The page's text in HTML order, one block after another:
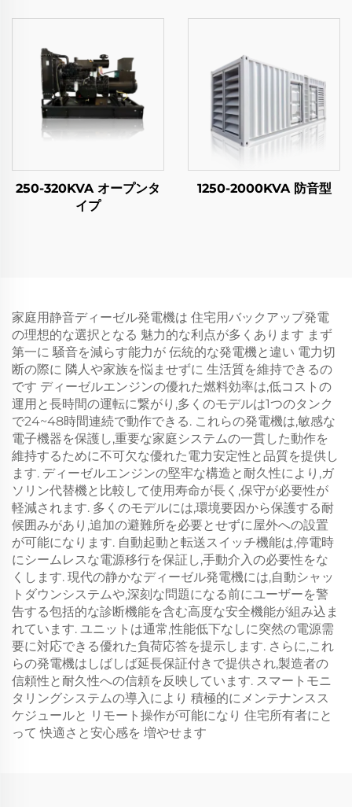
250-320KVA オープンタ
イプ
1250-2000KVA 防音型
家庭用静音ディーゼル発電機は 住宅用バックアップ発電
の理想的な選択となる 魅力的な利点が多くあります まず
第一に 騒音を減らす能力が 伝統的な発電機と違い 電力切
断の際に 隣人や家族を悩ませずに 生活質を維持できるの
です ディーゼルエンジンの優れた燃料効率は,低コストの
運用と長時間の運転に繋がり,多くのモデルは1つのタンク
で24~48時間連続で動作できる. これらの発電機は,敏感な
電子機器を保護し,重要な家庭システムの一貫した動作を
維持するために不可欠な優れた電力安定性と品質を提供し
ます. ディーゼルエンジンの堅牢な構造と耐久性により,ガ
ソリン代替機と比較して使用寿命が長く,保守が必要性が
軽減されます. 多くのモデルには,環境要因から保護する耐
候囲みがあり,追加の避難所を必要とせずに屋外への設置
が可能になります. 自動起動と転送スイッチ機能は,停電時
にシームレスな電源移行を保証し,手動介入の必要性をな
くします. 現代の静かなディーゼル発電機には,自動シャッ
トダウンシステムや,深刻な問題になる前にユーザーを警
告する包括的な診断機能を含む高度な安全機能が組み込ま
れています. ユニットは通常,性能低下なしに突然の電源需
要に対応できる優れた負荷応答を提示します. さらに,これ
らの発電機はしばしば延長保証付きで提供され,製造者の
信頼性と耐久性への信頼を反映しています. スマートモニ
タリングシステムの導入により 積極的にメンテナンスス
ケジュールと リモート操作が可能になり 住宅所有者にと
って 快適さと安心感を 増やせます